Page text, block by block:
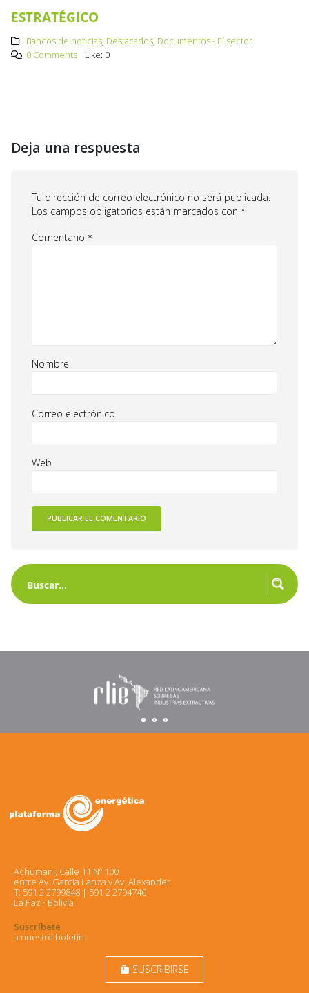
ESTRATÉGICO
Bancos de noticias, Destacados, Documentos - El sector
0 Comments
Like: 0
Deja una respuesta
Tu dirección de correo electrónico no será publicada.
Los campos obligatorios están marcados con *
Comentario *
Nombre
Correo electrónico
Web
Achumani, Calle 11 Nº 100
entre Av. García Lanza y Av. Alexander
T: 591 2 2799848 | 591 2 2794740
La Paz • Bolivia
Suscríbete
a nuestro boletín
markunread_mailbox SUSCRIBIRSE